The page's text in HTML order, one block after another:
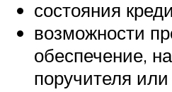
состояния
возможности
обеспечение,
поручителя или